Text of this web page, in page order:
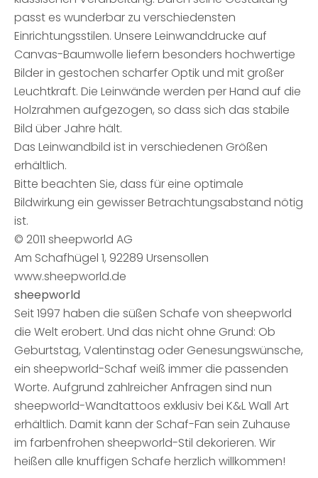
passt es wunderbar zu verschiedensten
Einrichtungsstilen. Unsere Leinwanddrucke auf
Canvas-Baumwolle liefern besonders hochwertige
Bilder in gestochen scharfer Optik und mit großer
Leuchtkraft. Die Leinwände werden per Hand auf die
Holzrahmen aufgezogen, so dass sich das stabile
Bild über Jahre hält.
Das Leinwandbild ist in verschiedenen Größen
erhältlich.
Bitte beachten Sie, dass für eine optimale
Bildwirkung ein gewisser Betrachtungsabstand nötig
ist.
© 2011 sheepworld AG
Am Schafhügel 1, 92289 Ursensollen
www.sheepworld.de
sheepworld
Seit 1997 haben die süßen Schafe von sheepworld
die Welt erobert. Und das nicht ohne Grund: Ob
Geburtstag, Valentinstag oder Genesungswünsche,
ein sheepworld-Schaf weiß immer die passenden
Worte. Aufgrund zahlreicher Anfragen sind nun
sheepworld-Wandtattoos exklusiv bei K&L Wall Art
erhältlich. Damit kann der Schaf-Fan sein Zuhause
im farbenfrohen sheepworld-Stil dekorieren. Wir
heißen alle knuffigen Schafe herzlich willkommen!